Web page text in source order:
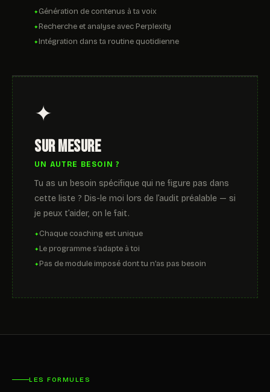
Génération de contenus à ta voix
Recherche et analyse avec Perplexity
Intégration dans ta routine quotidienne
✦
Sur mesure
UN AUTRE BESOIN ?
Tu as un besoin spécifique qui ne figure pas dans
cette liste ? Dis-le moi lors de l’audit préalable — si
je peux t’aider, on le fait.
Chaque coaching est unique
Le programme s’adapte à toi
Pas de module imposé dont tu n’as pas besoin
LES FORMULES